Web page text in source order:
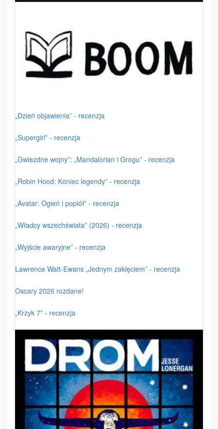
„Dzień objawienia” - recenzja
„Supergirl” - recenzja
„Gwiezdne wojny”: „Mandalorian i Grogu” - recenzja
„Robin Hood: Koniec legendy” - recenzja
„Avatar: Ogień i popiół” - recenzja
„Władcy wszechświata” (2026) - recenzja
„Wyjście awaryjne” - recenzja
Lawrence Watt-Ewans „Jednym zaklęciem” - recenzja
Oscary 2026 rozdane!
„Krzyk 7” - recenzja